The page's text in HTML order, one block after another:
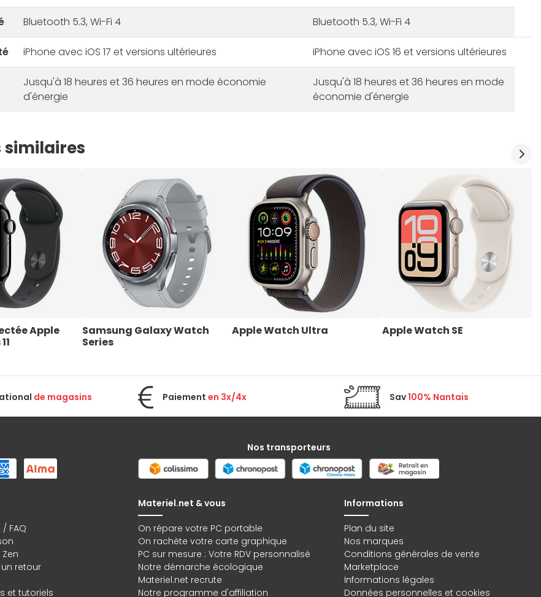
Bluetooth 5.3, Wi-Fi 4 Bluetooth 5.3, Wi-Fi 4
iPhone avec iOS 17 et versions ultérieures iPhone avec iOS 16 et versions ultérieures
Jusqu'à 18 heures et 36 heures en mode économie
d'énergie
Jusqu'à 18 heures et 36 heures en mode
économie d'énergie
similaires
Apple
Samsung Galaxy Watch
Series
Apple Watch Ultra Apple Watch SE
de magasins Paiement en 3x/4x Sav100% Nantais
Nos transporteurs
FAQ
Zen
retour
et tutoriels
Materiel.net & vous
On répare votre PC portable
On rachète votre carte graphique
PC sur mesure : Votre RDV personnalisé
Notre démarche écologique
Materiel.net recrute
Notre programme d'affiliation
Informations
Plan du site
Nos marques
Conditions générales de vente
Marketplace
Informations légales
Données personnelles et cookies